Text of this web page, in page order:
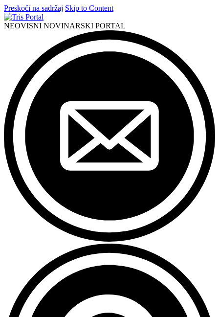
Preskoči na sadržaj Skip to Content
NEOVISNI NOVINARSKI PORTAL